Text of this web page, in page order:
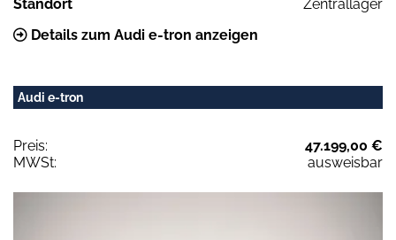
Standort
Zentrallager
Details zum Audi e-tron anzeigen
Audi e-tron
Preis:
47.199,00 €
MWSt:
ausweisbar